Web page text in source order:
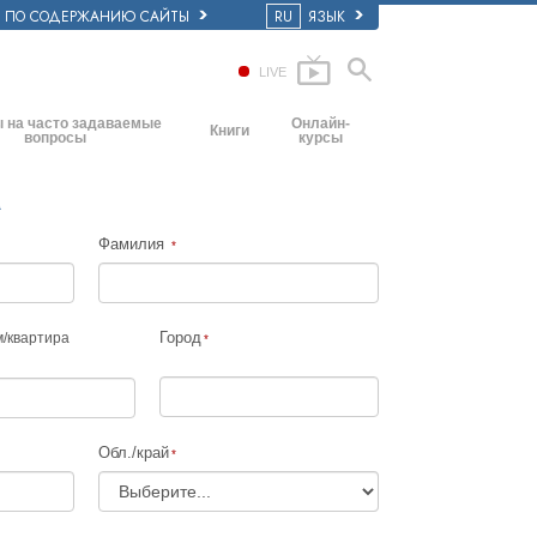
ПО СОДЕРЖАНИЮ САЙТЫ RU ЯЗЫК
LIVE
на часто задаваемые
вопросы
принципы
Книги
Вводные лекции
Онлайн-
курсы
окружению
Помощь при болезнях и травмах
Супружество
Шкала эмоциональных тонов
Фамилия
/квартира Город
Обл./край